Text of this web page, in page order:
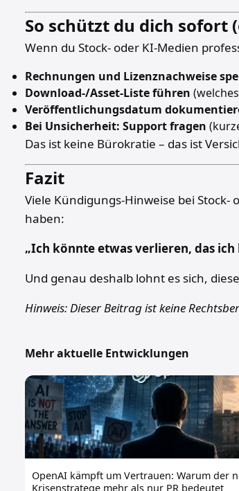
So schützt du dich sofort
Wenn du Stock- oder KI-Medien
Rechnungen und Lizenznachweise
Download-/Asset-Liste führen
Veröffentlichungsdatum
Bei Unsicherheit: Support fragen
Das ist keine Bürokratie – das ist
Fazit
Viele Kündigungs-Hinweise bei Stock-
haben:
„Ich könnte etwas verlieren, das
Und genau deshalb lohnt es sich,
Hinweis: Dieser Beitrag ist keine
Mehr aktuelle Entwicklungen
OpenAI kämpft um Vertrauen: Warum der
Krisenstratege mehr als nur PR bedeutet